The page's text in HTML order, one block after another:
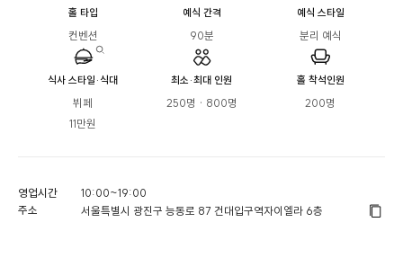
홀 타입
컨벤션
예식 간격
90분
예식 스타일
분리 예식
식사 스타일·식대
뷔페
11만원
최소·최대 인원
250명 · 800명
홀 착석인원
200명
영업시간
10:00~19:00
주소
서울특별시 광진구 능동로 87 건대입구역자이엘라 6층